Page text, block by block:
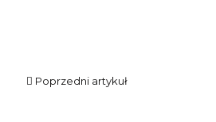
Poprzedni artykuł